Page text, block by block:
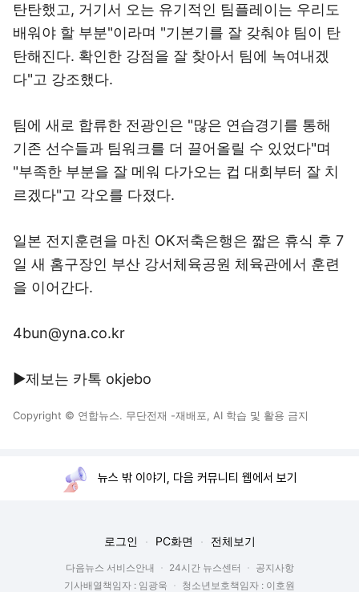
탄탄했고, 거기서 오는 유기적인 팀플레이는 우리도
배워야 할 부분"이라며 "기본기를 잘 갖춰야 팀이 탄
탄해진다. 확인한 강점을 잘 찾아서 팀에 녹여내겠
다"고 강조했다.
팀에 새로 합류한 전광인은 "많은 연습경기를 통해
기존 선수들과 팀워크를 더 끌어올릴 수 있었다"며
"부족한 부분을 잘 메워 다가오는 컵 대회부터 잘 치
르겠다"고 각오를 다졌다.
일본 전지훈련을 마친 OK저축은행은 짧은 휴식 후 7
일 새 홈구장인 부산 강서체육공원 체육관에서 훈련
을 이어간다.
4bun@yna.co.kr
▶제보는 카톡 okjebo
Copyright © 연합뉴스. 무단전재 -재배포, AI 학습 및 활용 금지
뉴스 밖 이야기, 다음 커뮤니티 웹에서 보기
로그인 PC화면 전체보기
다음뉴스 서비스안내 24시간 뉴스센터
공지사항
기사배열책임자 : 임광욱
청소년보호책임자 : 이호원